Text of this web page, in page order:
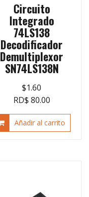
Circuito
Integrado
74LS138
Decodificador
Demultiplexor
SN74LS138N
$1.60
RD$ 80.00
Añadir al carrito